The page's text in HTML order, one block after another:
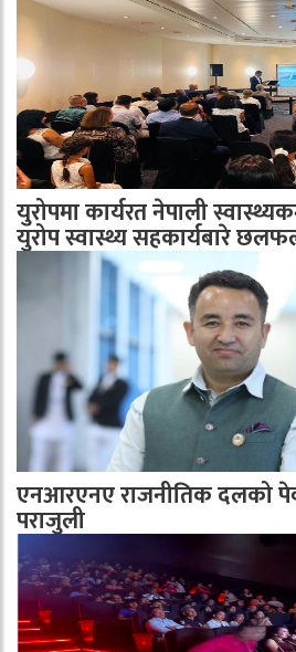
युरोपमा कार्यरत नेपाली
युरोप स्वास्थ्य सहकार्यबारे
एनआरएनए राजनीतिक दलको
पराजुली